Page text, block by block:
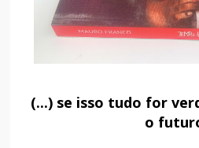
(...) se isso tudo for
o